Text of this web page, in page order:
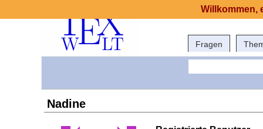
Fragen
Nadine
Willkommen,